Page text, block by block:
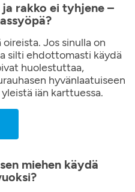
ja rakko ei tyhjene –
Jos sinulla on
silti ehdottomasti käydä
huolestuttaa,
hyvänlaatuiseen
iän karttuessa.
miehen käydä